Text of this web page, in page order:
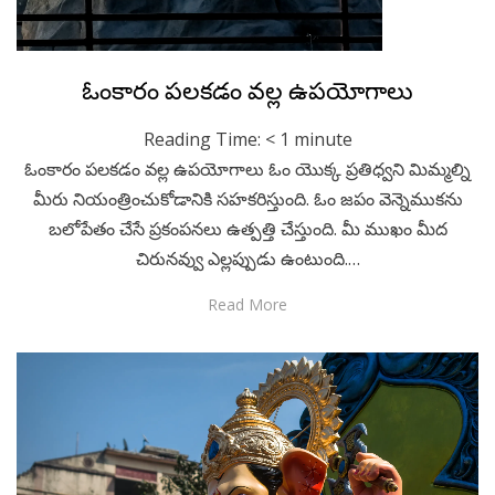
Posted
on
December 7, 2022
Telugu
ఓంకారం పలకడం వల్ల ఉపయోగాలు
Reading Time: < 1 minute
ఓంకారం పలకడం వల్ల ఉపయోగాలు ఓం యొక్క ప్రతిధ్వని మిమ్మల్ని
మీరు నియంత్రించుకోడానికి సహకరిస్తుంది. ఓం జపం వెన్నెముకను
బలోపేతం చేసే ప్రకంపనలు ఉత్పత్తి చేస్తుంది. మీ ముఖం మీద
చిరునవ్వు ఎల్లప్పుడు ఉంటుంది.…
Read More